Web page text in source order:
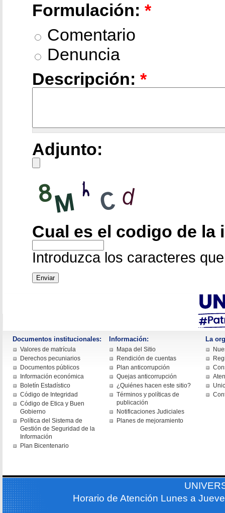
Formulación: *
Comentario
Denuncia
Descripción: *
Adjunto:
Cual es el codigo de la
Introduzca los caracteres
Documentos institucionales:
Valores de matrícula
Derechos pecuniarios
Documentos públicos
Información económica
Boletín Estadístico
Código de Integridad
Código de Etica y Buen
Gobierno
Política del Sistema de
Gestión de Seguridad de la
Información
Plan Bicentenario
Información:
Mapa del Sitio
Rendición de cuentas
Plan anticorrupción
Quejas anticorrupción
¿Quiénes hacen este sitio?
Términos y políticas de
publicación
Notificaciones Judiciales
Planes de mejoramiento
La
Horario de Atención Lunes a